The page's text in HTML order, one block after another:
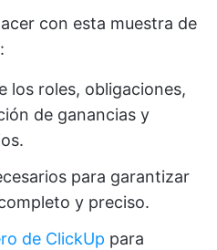
con esta muestra de
los roles, obligaciones,
de ganancias y
para garantizar
y preciso.
de ClickUp para